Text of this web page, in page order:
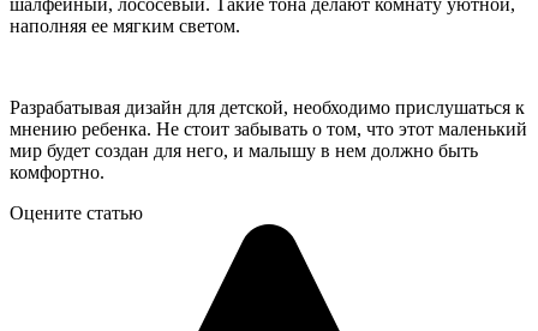
шалфейный, лососевый. Такие тона делают комнату уютной,
наполняя ее мягким светом.
Разрабатывая дизайн для детской, необходимо прислушаться к
мнению ребенка. Не стоит забывать о том, что этот маленький
мир будет создан для него, и малышу в нем должно быть
комфортно.
Оцените статью